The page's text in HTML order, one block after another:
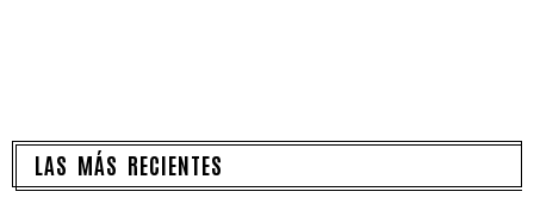
LAS MÁS RECIENTES